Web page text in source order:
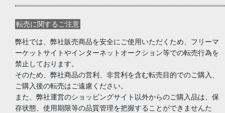
転売に関するご注意
弊社では、弊社販売商品を安全にご使用いただくため、フリーマ
ーケットサイトやインターネットオークション等での転売行為を
禁止しております。
そのため、弊社商品の営利、非営利を含む転売目的でのご購入、
ご購入後の転売はご遠慮ください。
また、弊社運営のショッピングサイト以外からのご購入品は、保
存状態、使用期限等の品質管理を把握することができませんた